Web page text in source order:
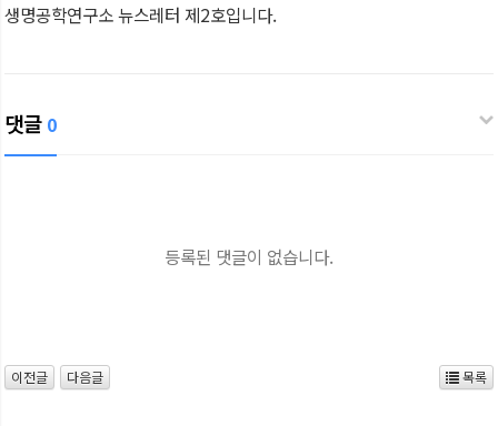
생명공학연구소 뉴스레터 제2호입니다.
댓글 0
등록된 댓글이 없습니다.
이전글 다음글 목록